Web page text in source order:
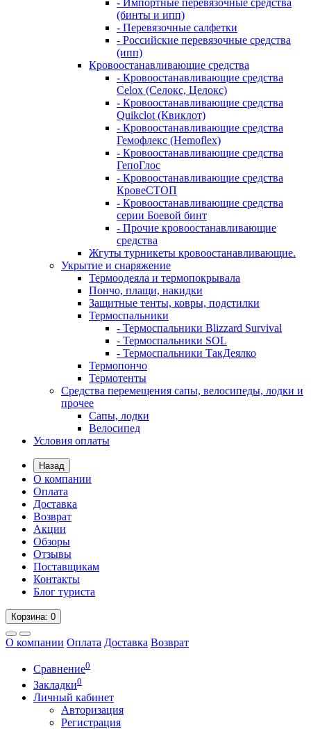
- Импортные перевязочные средства
(бинты и ипп)
- Перевязочные салфетки
- Российские перевязочные средства
(ипп)
Кровоостанавливающие средства
- Кровоостанавливающие средства
Celox (Селокс, Целокс)
- Кровоостанавливающие средства
Quikclot (Квиклот)
- Кровоостанавливающие средства
Гемофлекс (Hemoflex)
- Кровоостанавливающие средства
ГепоГлос
- Кровоостанавливающие средства
КровеСТОП
- Кровоостанавливающие средства
серии Боевой бинт
- Прочие кровоостанавливающие
средства
Жгуты турникеты кровоостанавливающие.
Укрытие и снаряжение
Термоодеяла и термопокрывала
Пончо, плащи, накидки
Защитные тенты, ковры, подстилки
Термоспальники
- Термоспальники Blizzard Survival
- Термоспальники SOL
- Термоспальники ТакДеялко
Термопончо
Термотенты
Средства перемещения сапы, велосипеды, лодки и
прочее
Сапы, лодки
Велосипед
Условия оплаты
Назад
О компании
Оплата
Доставка
Возврат
Акции
Обзоры
Отзывы
Поставщикам
Контакты
Блог туриста
Корзина: 0
О компании Оплата Доставка Возврат
Сравнение0
Закладки0
Личный кабинет
Авторизация
Регистрация